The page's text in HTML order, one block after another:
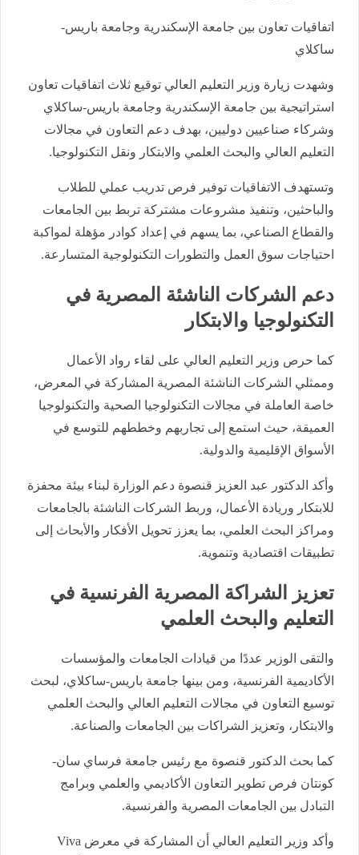
اتفاقيات تعاون بين جامعة الإسكندرية وجامعة باريس-
ساكلاي
وشهدت زيارة وزير التعليم العالي توقيع ثلاث اتفاقيات تعاون
استراتيجية بين جامعة الإسكندرية وجامعة باريس-ساكلاي
وشركاء صناعيين دوليين، بهدف دعم التعاون في مجالات
التعليم العالي والبحث العلمي والابتكار ونقل التكنولوجيا.
وتستهدف الاتفاقيات توفير فرص تدريب عملي للطلاب
والباحثين، وتنفيذ مشروعات مشتركة تربط بين الجامعات
والقطاع الصناعي، بما يسهم في إعداد كوادر مؤهلة لمواكبة
احتياجات سوق العمل والتطورات التكنولوجية المتسارعة.
دعم الشركات الناشئة المصرية في
التكنولوجيا والابتكار
كما حرص وزير التعليم العالي على لقاء رواد الأعمال
وممثلي الشركات الناشئة المصرية المشاركة في المعرض،
خاصة العاملة في مجالات التكنولوجيا الصحية والتكنولوجيا
العميقة، حيث استمع إلى تجاربهم وخططهم للتوسع في
الأسواق الإقليمية والدولية.
وأكد الدكتور عبد العزيز قنصوة دعم الوزارة لبناء بيئة محفزة
للابتكار وريادة الأعمال، وربط الشركات الناشئة بالجامعات
ومراكز البحث العلمي، بما يعزز تحويل الأفكار والأبحاث إلى
تطبيقات اقتصادية وتنموية.
تعزيز الشراكة المصرية الفرنسية في
التعليم والبحث العلمي
والتقى الوزير عددًا من قيادات الجامعات والمؤسسات
الأكاديمية الفرنسية، ومن بينها جامعة باريس-ساكلاي، لبحث
توسيع التعاون في مجالات التعليم العالي والبحث العلمي
والابتكار، وتعزيز الشراكات بين الجامعات والصناعة.
كما بحث الدكتور قنصوة مع رئيس جامعة فرساي سان-
كونتان فرص تطوير التعاون الأكاديمي والعلمي وبرامج
التبادل بين الجامعات المصرية والفرنسية.
وأكد وزير التعليم العالي أن المشاركة في معرض Viva